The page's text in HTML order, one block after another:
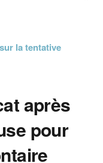
la tentative
après
pour